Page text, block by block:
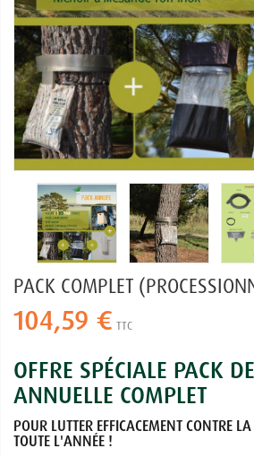
PACK COMPLET
104,59 € TTC
OFFRE SPÉCIALE PACK
ANNUELLE COMPLET
POUR LUTTER EFFICACEMENT CONTRE
TOUTE L'ANNÉE !